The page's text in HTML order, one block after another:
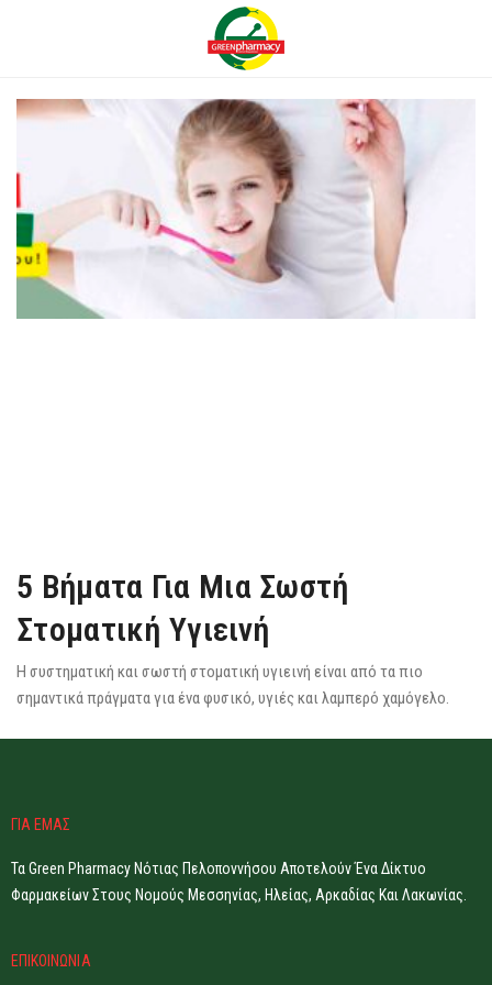
5 Βήματα Για Μια Σωστή
Στοματική Υγιεινή
Η συστηματική και σωστή στοματική υγιεινή είναι από τα πιο
σημαντικά πράγματα για ένα φυσικό, υγιές και λαμπερό χαμόγελο.
ΓΙΑ ΕΜΑΣ
Τα Green Pharmacy Νότιας Πελοποννήσου Αποτελούν Ένα Δίκτυο
Φαρμακείων Στους Νομούς Μεσσηνίας, Ηλείας, Αρκαδίας Και Λακωνίας.
ΕΠΙΚΟΙΝΩΝΙΑ